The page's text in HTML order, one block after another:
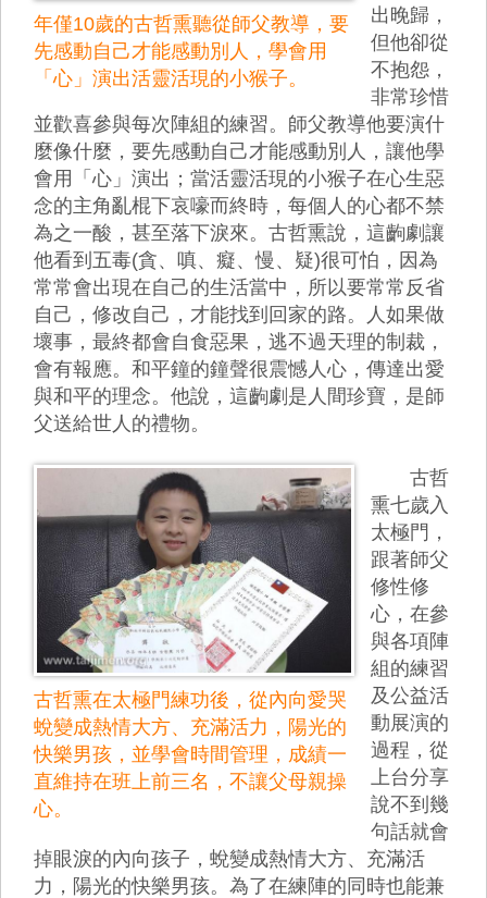
年僅10歲的古哲熏聽從師父教導，要
先感動自己才能感動別人，學會用
「心」演出活靈活現的小猴子。
出晚歸，
但他卻從
不抱怨，
非常珍惜
並歡喜參與每次陣組的練習。師父教導他要演什
麼像什麼，要先感動自己才能感動別人，讓他學
會用「心」演出；當活靈活現的小猴子在心生惡
念的主角亂棍下哀嚎而終時，每個人的心都不禁
為之一酸，甚至落下淚來。古哲熏說，這齣劇讓
他看到五毒(貪、嗔、癡、慢、疑)很可怕，因為
常常會出現在自己的生活當中，所以要常常反省
自己，修改自己，才能找到回家的路。人如果做
壞事，最終都會自食惡果，逃不過天理的制裁，
會有報應。和平鐘的鐘聲很震憾人心，傳達出愛
與和平的理念。他說，這齣劇是人間珍寶，是師
父送給世人的禮物。
古哲熏在太極門練功後，從內向愛哭
蛻變成熱情大方、充滿活力，陽光的
快樂男孩，並學會時間管理，成績一
直維持在班上前三名，不讓父母親操
心。
古哲
熏七歲入
太極門，
跟著師父
修性修
心，在參
與各項陣
組的練習
及公益活
動展演的
過程，從
上台分享
說不到幾
句話就會
掉眼淚的內向孩子，蛻變成熱情大方、充滿活
力，陽光的快樂男孩。為了在練陣的同時也能兼